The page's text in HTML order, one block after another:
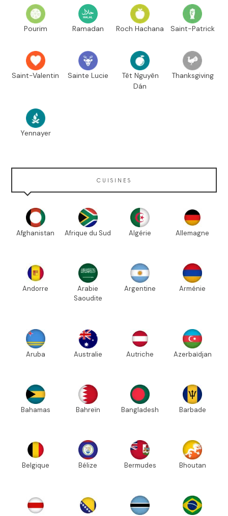
Pourim Ramadan Roch Hachana Saint-Patrick
Saint-Valentin Sainte Lucie
Têt Nguyên
Dán
Thanksgiving
Yennayer
CUISINES
Afghanistan Afrique du Sud Algérie Allemagne
Andorre
Arabie
Saoudite
Argentine Arménie
Aruba Australie Autriche Azerbaïdjan
Bahamas Bahreïn Bangladesh Barbade
Belgique Bélize Bermudes Bhoutan